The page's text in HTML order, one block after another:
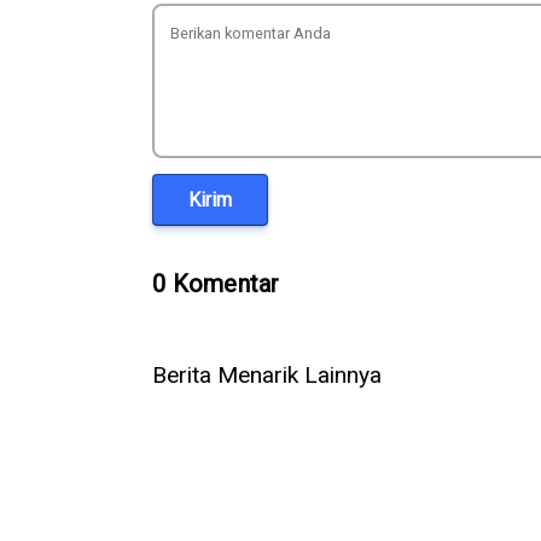
Kirim
0 Komentar
Berita Menarik Lainnya